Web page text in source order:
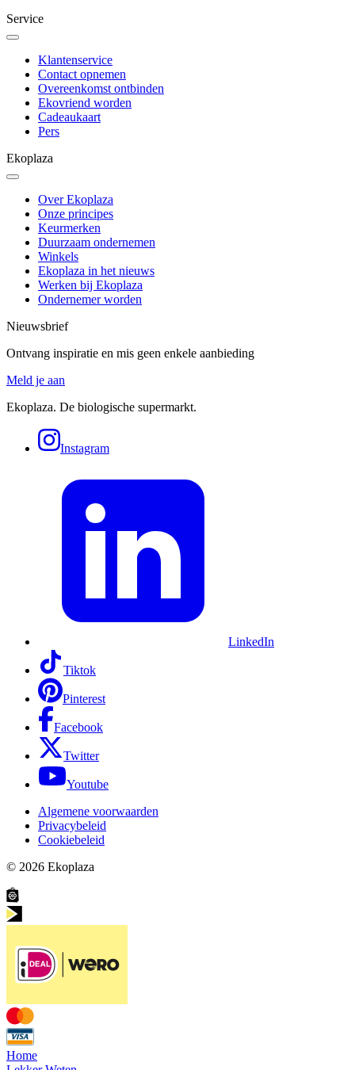
Service
Klantenservice
Contact opnemen
Overeenkomst ontbinden
Ekovriend worden
Cadeaukaart
Pers
Ekoplaza
Over Ekoplaza
Onze principes
Keurmerken
Duurzaam ondernemen
Winkels
Ekoplaza in het nieuws
Werken bij Ekoplaza
Ondernemer worden
Nieuwsbrief
Ontvang inspiratie en mis geen enkele aanbieding
Meld je aan
Ekoplaza. De biologische supermarkt.
Instagram
LinkedIn
Tiktok
Pinterest
Facebook
Twitter
Youtube
Algemene voorwaarden
Privacybeleid
Cookiebeleid
© 2026 Ekoplaza
Home